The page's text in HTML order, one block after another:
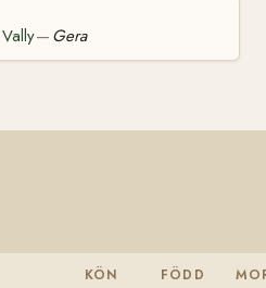
Vally— Gera
KÖN FÖDD